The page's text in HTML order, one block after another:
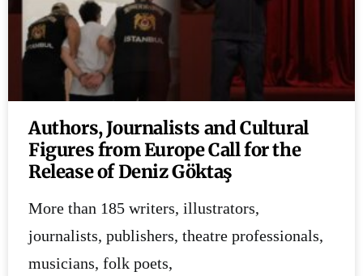
Authors, Journalists and Cultural
Figures from Europe Call for the
Release of Deniz Göktaş
More than 185 writers, illustrators,
journalists, publishers, theatre professionals,
musicians, folk poets,